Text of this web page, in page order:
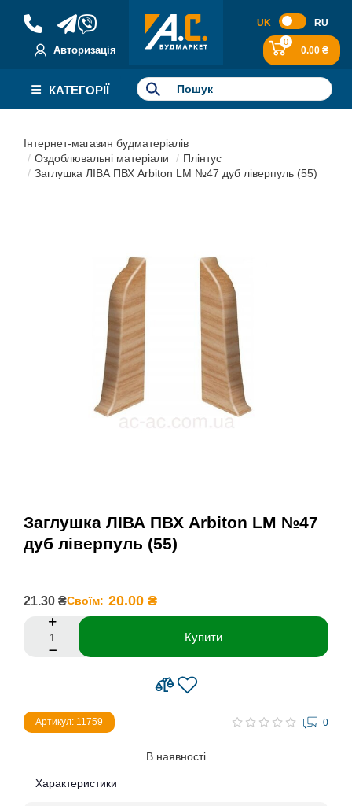
Авторизація
UK RU
0
0.00 ₴
КАТЕГОРІЇ
Інтернет-магазин будматеріалів
Оздоблювальні матеріали
Плінтус
Заглушка ЛІВА ПВХ Arbiton LM №47 дуб ліверпуль (55)
Заглушка ЛІВА ПВХ Arbiton LM №47
дуб ліверпуль (55)
21.30 ₴Своїм: 20.00 ₴
Купити
Артикул: 11759 0
В наявності
Характеристики